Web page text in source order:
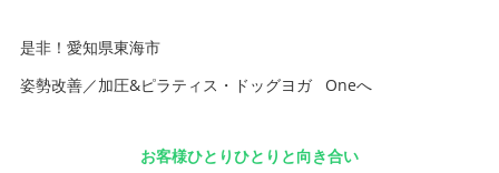
是非！愛知県東海市
姿勢改善／加圧&ピラティス・ドッグヨガ Oneへ
お客様ひとりひとりと向き合い